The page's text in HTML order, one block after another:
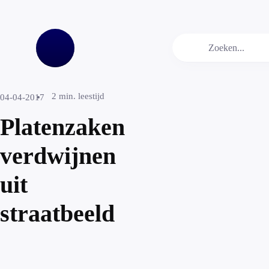
04-04-2017 2 min. leestijd
Platenzaken
verdwijnen
uit
straatbeeld